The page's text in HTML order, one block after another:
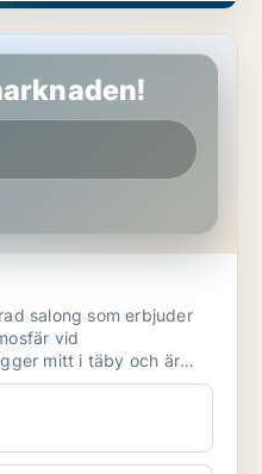
salong som erbjuder
vid